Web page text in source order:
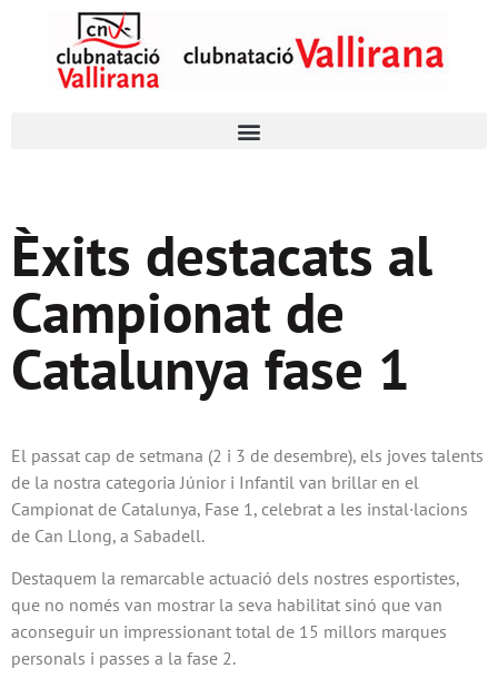
Èxits destacats al
Campionat de
Catalunya fase 1
El passat cap de setmana (2 i 3 de desembre), els joves talents
de la nostra categoria Júnior i Infantil van brillar en el
Campionat de Catalunya, Fase 1, celebrat a les instal·lacions
de Can Llong, a Sabadell.
Destaquem la remarcable actuació dels nostres esportistes,
que no només van mostrar la seva habilitat sinó que van
aconseguir un impressionant total de 15 millors marques
personals i passes a la fase 2.